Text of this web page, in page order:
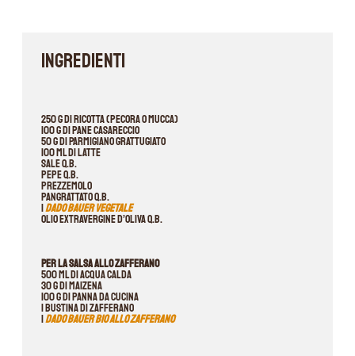
INGREDIENTI
250 g di ricotta (pecora o mucca)
100 g di pane casareccio
50 g di Parmigiano grattugiato
100 ml di latte
sale q.b.
pepe q.b.
prezzemolo
pangrattato q.b.
1dado Bauer vegetale
olio extravergine d’oliva q.b.
Per la salsa allo zafferano
500 ml di acqua calda
30 g di maizena
100 g di panna da cucina
1 bustina di zafferano
1dado Bauer Bio allo zafferano